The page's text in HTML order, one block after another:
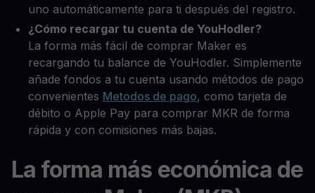
uno automáticamente para ti después del registro.
¿Cómo recargar tu cuenta de YouHodler?
La forma más fácil de comprar Maker es
recargando tu balance de YouHodler. Simplemente
añade fondos a tu cuenta usando métodos de pago
convenientes Metodos de pago, como tarjeta de
débito o Apple Pay para comprar MKR de forma
rápida y con comisiones más bajas.
La forma más económica de